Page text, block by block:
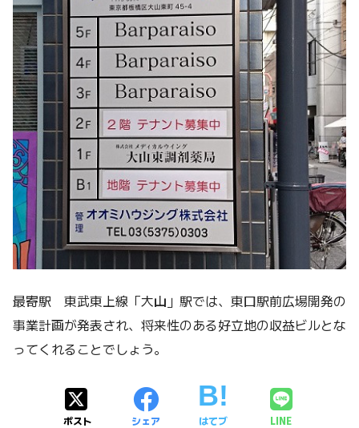
最寄駅 東武東上線「大山」駅では、東口駅前広場開発の
事業計画が発表され、将来性のある好立地の収益ビルとな
ってくれることでしょう。
ポスト シェア はてブ LINE